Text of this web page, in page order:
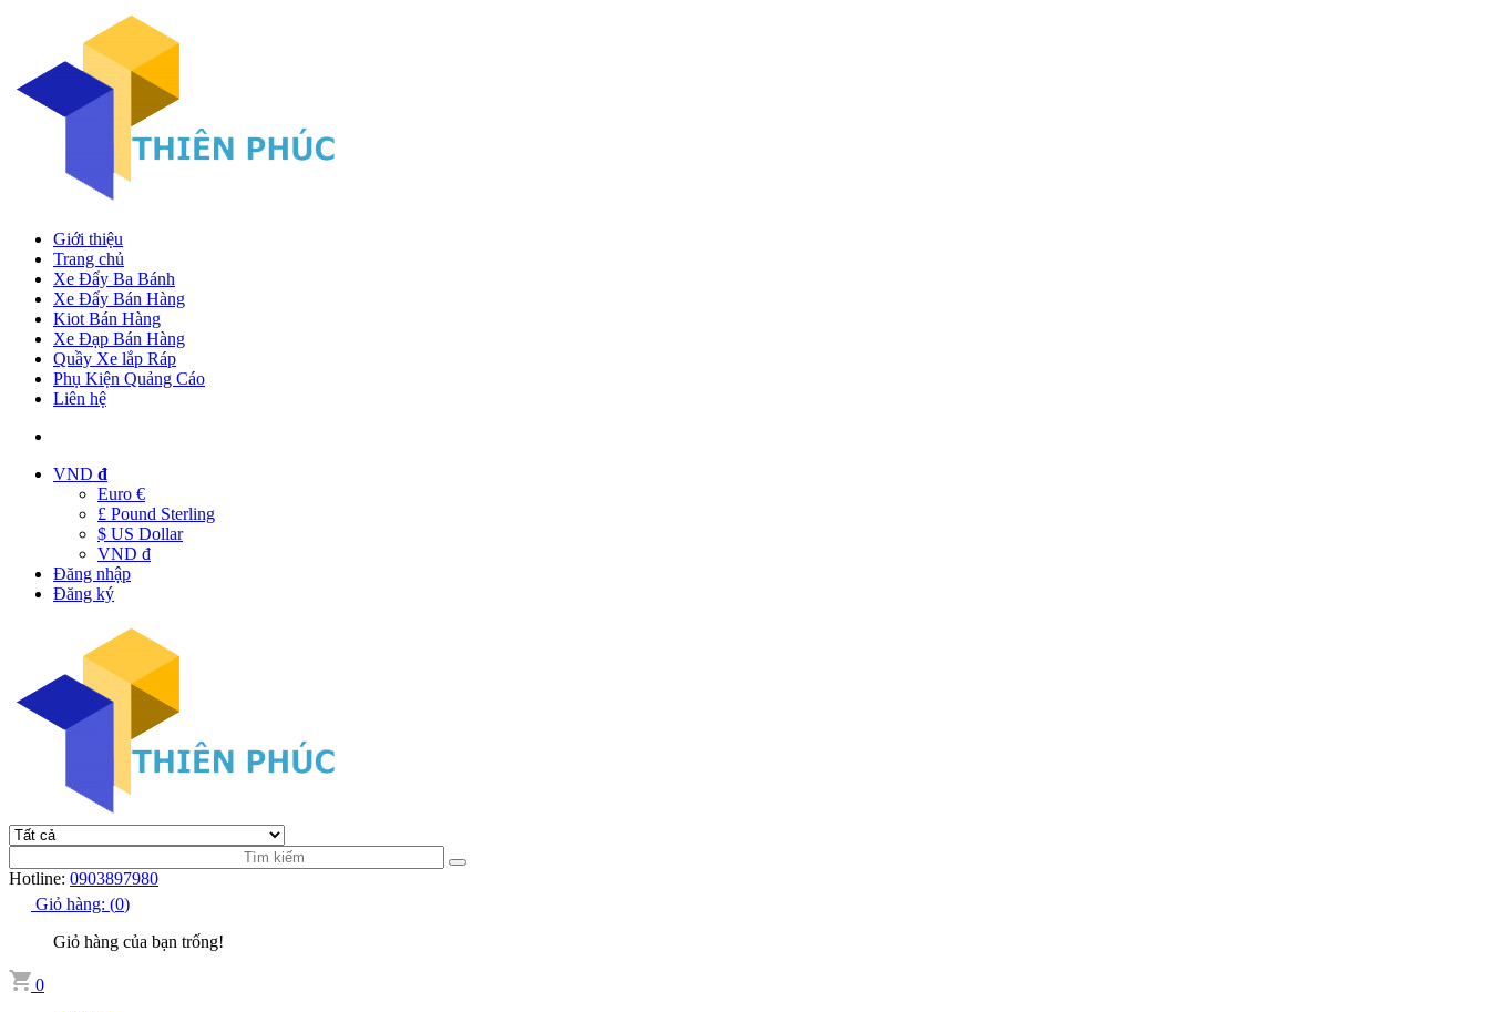
Giới thiệu
Trang chủ
Xe Đẩy Ba Bánh
Xe Đẩy Bán Hàng
Kiot Bán Hàng
Xe Đạp Bán Hàng
Quầy Xe lắp Ráp
Phụ Kiện Quảng Cáo
Liên hệ
VND đ
Euro €
£ Pound Sterling
$ US Dollar
VND đ
Đăng nhập
Đăng ký
Hotline: 0903897980
Giỏ hàng: (0)
Giỏ hàng của bạn trống!
0